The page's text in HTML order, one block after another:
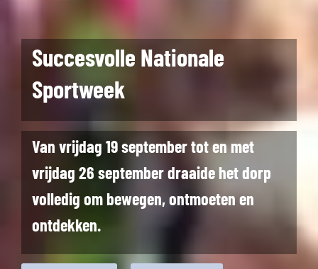
Succesvolle Nationale
Sportweek
Van vrijdag 19 september tot en met
vrijdag 26 september draaide het dorp
volledig om bewegen, ontmoeten en
ontdekken.